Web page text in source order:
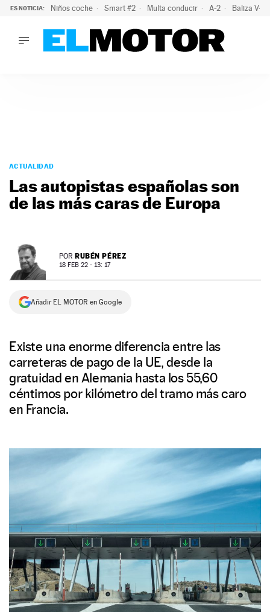
ES NOTICIA: Niños coche Smart #2 Multa conducir A-2 Baliza V-
PODCAST
MOTOS
TECNOLOGÍA
PREMIOS
SERVICIOS
ACTUALIDAD
Las autopistas españolas son
de las más caras de Europa
POR RUBÉN PÉREZ
18 FEB 22 - 13: 17
Añadir EL MOTOR en Google
Existe una enorme diferencia entre las
carreteras de pago de la UE, desde la
gratuidad en Alemania hasta los 55,60
céntimos por kilómetro del tramo más caro
en Francia.